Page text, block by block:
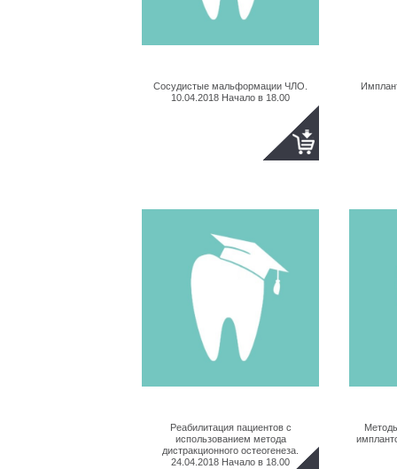
Сосудистые мальформации ЧЛО.
10.04.2018 Начало в 18.00
Реабилитация пациентов с
использованием метода
дистракционного остеогенеза.
24.04.2018 Начало в 18.00